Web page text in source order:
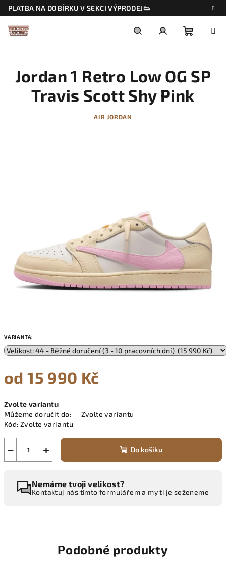
Přejít
na
obsah
PLATBA NA DOBÍRKU V SEKCI VÝPRODEJ👟
košík
VARIANTA:
od15 990 Kč
cena:
Zvolte variantu
Můžeme doručit do:
Zvolte variantu
Kód: Zvolte variantu
+
− Do košíku
Nemáme tvoji velikost?
Kontaktuj nás tímto formulářem a my ti je seženeme
Jordan 1 Retro Low OG SP
Travis Scott Shy Pink
AIR JORDAN
Podobné produkty